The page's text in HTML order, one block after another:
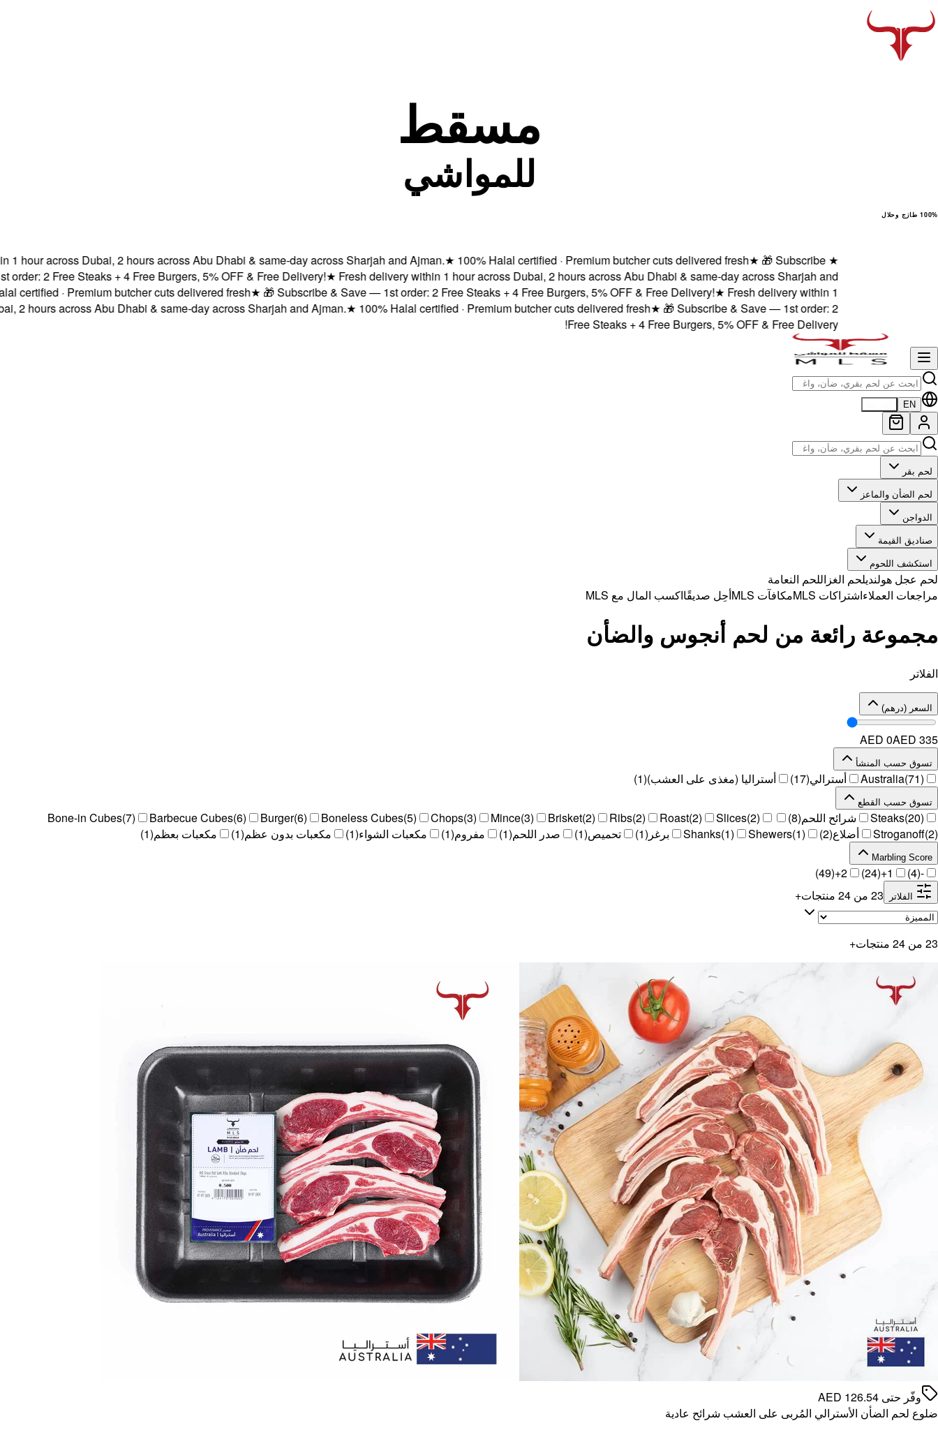
مسقط
للمواشي
100% طازج وحلال
★
across Dubai, 2 hours across Abu Dhabi & same-day across Sharjah and Ajman.★100% Halal certified · Premium butcher cuts delivered fresh★🎁 Subscribe
2 Free Steaks + 4 Free Burgers, 5% OFF & Free Delivery!★Fresh delivery within 1 hour across Dubai, 2 hours across Abu Dhabi & same-day across Sharjah and
· Premium butcher cuts delivered fresh★🎁 Subscribe & Save — 1st order: 2 Free Steaks + 4 Free Burgers, 5% OFF & Free Delivery!★Fresh delivery within 1
hours across Abu Dhabi & same-day across Sharjah and Ajman.★100% Halal certified · Premium butcher cuts delivered fresh★🎁 Subscribe & Save — 1st order: 2
Free Steaks + 4 Free Burgers, 5% OFF & Free Delivery!
EN
لحم بقر
لحم الضأن والماعز
الدواجن
صناديق القيمة
استكشف اللحوم
لحم عجل هولنديلحم الغزاللحم النعامة
مراجعات العملاءاشتراكات MLS مكافآت MLS أحِل صديقًااكسب المال مع MLS
مجموعة رائعة من لحم أنجوس والضأن
الفلاتر
السعر (درهم)
AED 0AED 335
تسوق حسب المنشأ
Australia(71) أسترالي(
17
) أستراليا (مغذى على العشب)(
1
)
تسوق حسب القطع
Steaks(20) شرائح اللحم(
8
)
Bone-in Cubes(7) Barbecue Cubes(6) Burger(6) Boneless Cubes(5) Chops(3) Mince(3) Brisket(2) Ribs(2) Roast(2) Slices(2)
Stroganoff(2) أضلاع(
2
)
Shanks(1) Shewers(1) برغر (
1
) تحميص(
1
) صدر اللحم(
1
) مفروم(
1
) مكعبات الشواء(
1
) مكعبات بدون عظم(
1
) مكعبات بعظم(
1
)
Marbling Score
-
(
4
)
1+
(
24
)
2+
(
49
)
الفلاتر 23 من 24 منتجات+
23 من 24 منتجات+
وفّر حتى AED 126.54
ضلوع لحم الضأن الأسترالي المُربى على العشب شرائح عادية